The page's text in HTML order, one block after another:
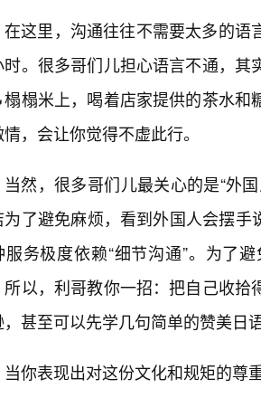
在这里，沟通往往不需要太多的语
时。很多哥们儿担心语言不通，
榻榻米上，喝着店家提供的茶水
情，会让你觉得不虚此行。
当然，很多哥们儿最关心的是“外
为了避免麻烦，看到外国人会摆手
服务极度依赖“细节沟通”。为了
所以，利哥教你一招：把自己收
甚至可以先学几句简单的赞美日
当你表现出对这份文化和规矩的尊